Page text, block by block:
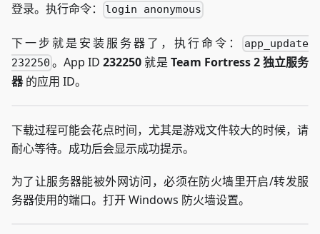
登录。执行命令：
login anonymous
下一步就是安装服务器了，执行命令：
app_update
232250 。App ID232250就是 Team Fortress 2 独立服务
器的应用 ID。
下载过程可能会花点时间，尤其是游戏文件较大的时候，请
耐心等待。成功后会显示成功提示。
为了让服务器能被外网访问，必须在防火墙里开启/转发服
务器使用的端口。打开 Windows 防火墙设置。